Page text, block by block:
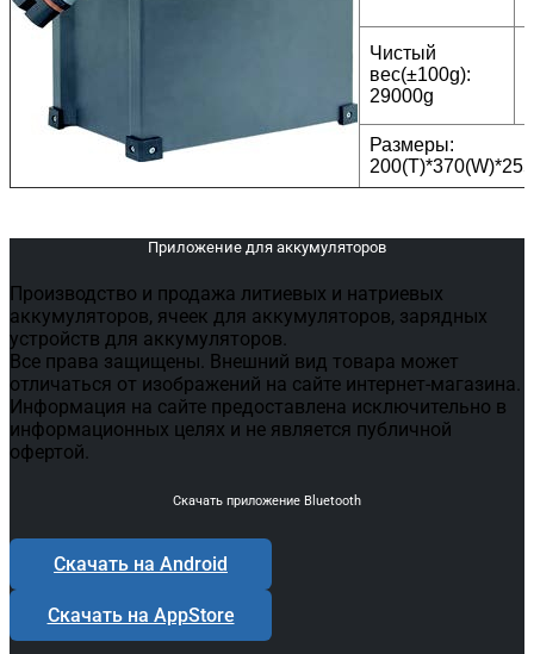
Чистый
вес(±100g):
29000g
Размеры:
Приложение для аккумуляторов
Производство и продажа литиевых и натриевых
аккумуляторов, ячеек для аккумуляторов, зарядных
устройств для аккумуляторов.
Все права защищены. Внешний вид товара может
отличаться от изображений на сайте интернет-магазина.
Информация на сайте предоставлена исключительно в
информационных целях и не является публичной
офертой.
Скачать приложение Bluetooth
Скачать на Android
Скачать на AppStore